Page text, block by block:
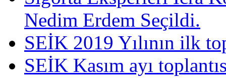
Nedim Erdem Seçildi.
SEİK 2019 Yılının ilk
SEİK Kasım ayı